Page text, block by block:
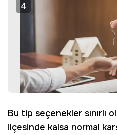
4
Bu tip seçenekler sınırlı
ilçesinde kalsa normal